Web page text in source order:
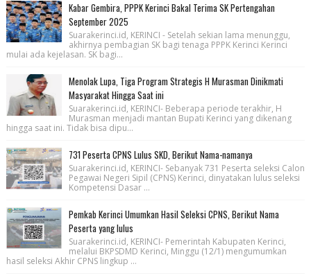
Kabar Gembira, PPPK Kerinci Bakal Terima SK Pertengahan
September 2025
Suarakerinci.id, KERINCI - Setelah sekian lama menunggu,
akhirnya pembagian SK bagi tenaga PPPK Kerinci Kerinci
mulai ada kejelasan. SK bagi...
Menolak Lupa, Tiga Program Strategis H Murasman Dinikmati
Masyarakat Hingga Saat ini
Suarakerinci.id, KERINCI- Beberapa periode terakhir, H
Murasman menjadi mantan Bupati Kerinci yang dikenang
hingga saat ini. Tidak bisa dipu...
731 Peserta CPNS Lulus SKD, Berikut Nama-namanya
Suarakerinci.id, KERINCI- Sebanyak 731 Peserta seleksi Calon
Pegawai Negeri Sipil (CPNS) Kerinci, dinyatakan lulus seleksi
Kompetensi Dasar ...
Pemkab Kerinci Umumkan Hasil Seleksi CPNS, Berikut Nama
Peserta yang lulus
Suarakerinci.id, KERINCI- Pemerintah Kabupaten Kerinci,
melalui BKPSDMD Kerinci, Minggu (12/1) mengumumkan
hasil seleksi Akhir CPNS lingkup ...